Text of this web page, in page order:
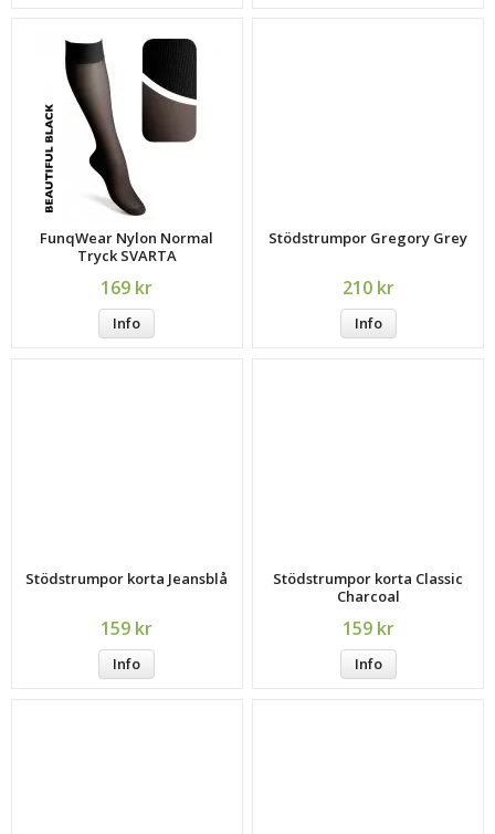
FunqWear Nylon Normal
Tryck SVARTA
169 kr
Info
Stödstrumpor Gregory Grey
210 kr
Info
Stödstrumpor korta Jeansblå
159 kr
Info
Stödstrumpor korta Classic
Charcoal
159 kr
Info